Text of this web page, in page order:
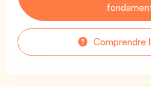
Comprendre